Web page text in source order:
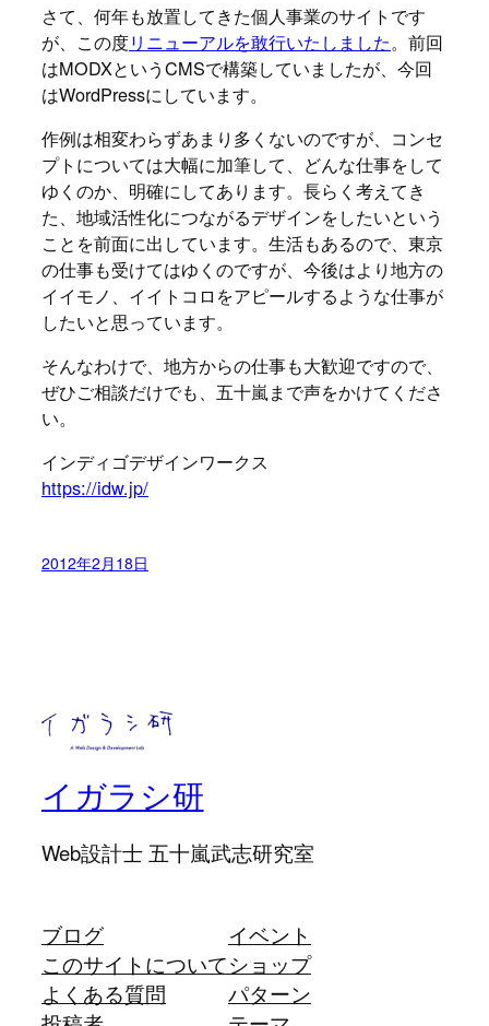
さて、何年も放置してきた個人事業のサイトです
が、この度リニューアルを敢行いたしました。前回
はMODXというCMSで構築していましたが、今回
はWordPressにしています。
作例は相変わらずあまり多くないのですが、コンセ
プトについては大幅に加筆して、どんな仕事をして
ゆくのか、明確にしてあります。長らく考えてき
た、地域活性化につながるデザインをしたいという
ことを前面に出しています。生活もあるので、東京
の仕事も受けてはゆくのですが、今後はより地方の
イイモノ、イイトコロをアピールするような仕事が
したいと思っています。
そんなわけで、地方からの仕事も大歓迎ですので、
ぜひご相談だけでも、五十嵐まで声をかけてくださ
い。
インディゴデザインワークス
https://idw.jp/
2012年2月18日
イガラシ研
Web設計士 五十嵐武志研究室
ブログ
このサイトについて
よくある質問
イベント
ショップ
パターン